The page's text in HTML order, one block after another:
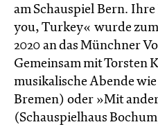
am Schauspiel Bern.
you, Turkey« wurde
2020 an das Münchner
Gemeinsam mit Torsten
musikalische Abende wie
Bremen) oder »Mit
(Schauspielhaus